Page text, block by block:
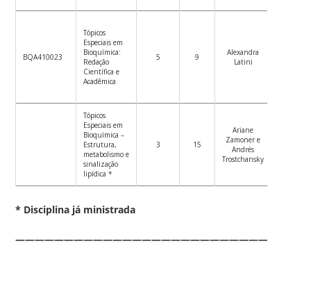
BQA410023
Tópicos
Especiais em
Bioquímica:
Redação
Científica e
Acadêmica
5 9
Alexandra
Latini
Tópicos
Especiais em
Bioquímica –
Estrutura,
metabolismo e
sinalização
lipídica *
3 15
Ariane
Zamoner e
Andrés
Trostchansky
* Disciplina já ministrada